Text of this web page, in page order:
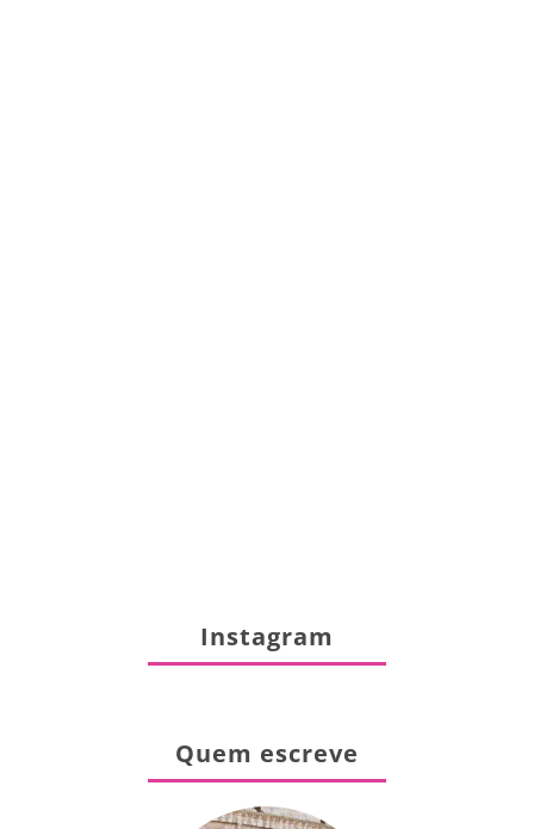
Instagram
Quem escreve